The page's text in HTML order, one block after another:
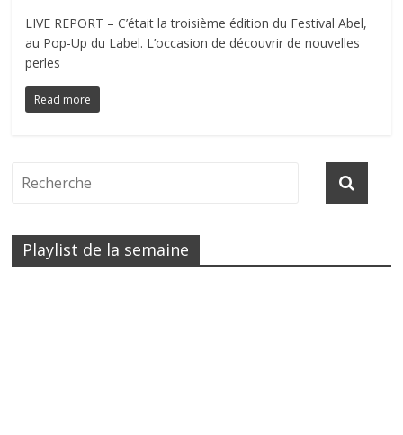
LIVE REPORT – C’était la troisième édition du Festival Abel,
au Pop-Up du Label. L’occasion de découvrir de nouvelles
perles
Read more
Playlist de la semaine